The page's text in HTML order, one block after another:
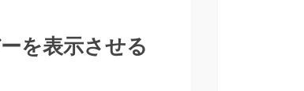
を表示させる